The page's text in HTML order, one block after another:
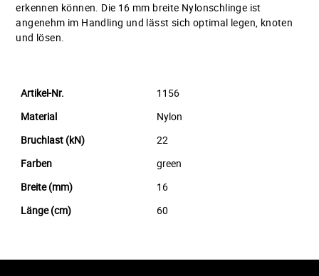
erkennen können. Die 16 mm breite Nylonschlinge ist
angenehm im Handling und lässt sich optimal legen, knoten
und lösen.
Artikel-Nr.
1156
Material
Nylon
Bruchlast (kN)
22
Farben
green
Breite (mm)
16
Länge (cm)
60